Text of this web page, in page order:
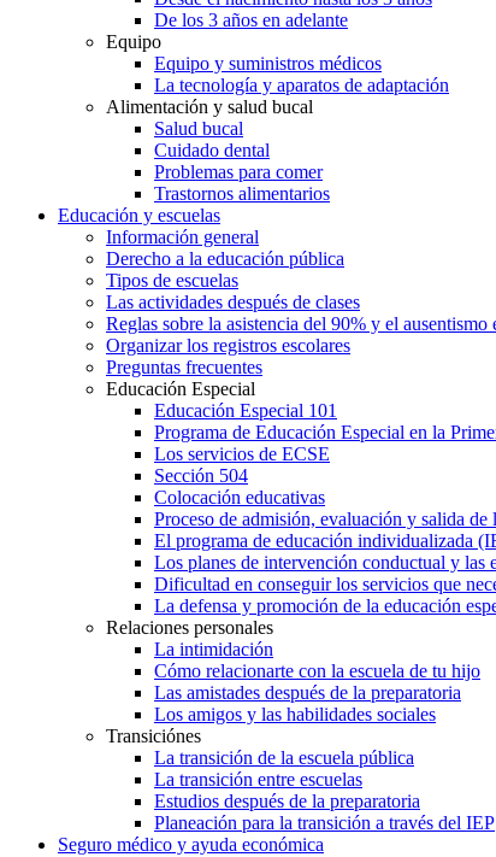
De los 3 años en adelante
Equipo
Equipo y suministros médicos
La tecnología y aparatos de adaptación
Alimentación y salud bucal
Salud bucal
Cuidado dental
Problemas para comer
Trastornos alimentarios
Educación y escuelas
Información general
Derecho a la educación pública
Tipos de escuelas
Las actividades después de clases
Reglas sobre la asistencia del 90% y el ausentismo
Organizar los registros escolares
Preguntas frecuentes
Educación Especial
Educación Especial 101
Programa de Educación Especial en la
Los servicios de ECSE
Sección 504
Colocación educativas
Proceso de admisión, evaluación y salida
El programa de educación individualizada
Los planes de intervención conductual y las
Dificultad en conseguir los servicios que
La defensa y promoción de la educación
Relaciones personales
La intimidación
Cómo relacionarte con la escuela de tu hijo
Las amistades después de la preparatoria
Los amigos y las habilidades sociales
Transiciónes
La transición de la escuela pública
La transición entre escuelas
Estudios después de la preparatoria
Planeación para la transición a través del IEP
Seguro médico y ayuda económica